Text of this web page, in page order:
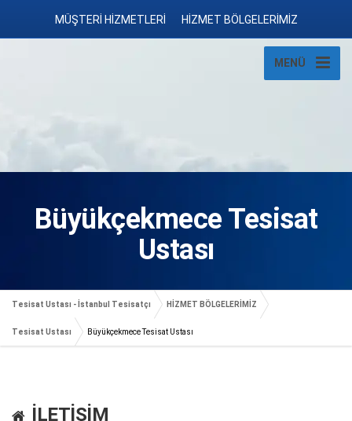
MÜŞTERİ HİZMETLERİ HİZMET BÖLGELERİMİZ
MENÜ
Büyükçekmece Tesisat
Ustası
Tesisat Ustası - İstanbul Tesisatçı HİZMET BÖLGELERİMİZ
Tesisat Ustası Büyükçekmece Tesisat Ustası
İLETİŞİM